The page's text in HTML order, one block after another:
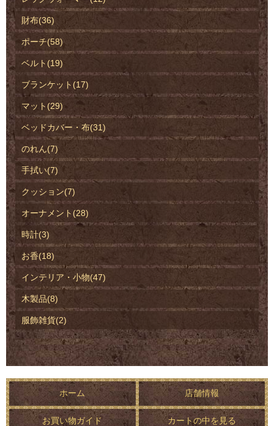
財布(36)
ポーチ(58)
ベルト(19)
ブランケット(17)
マット(29)
ベッドカバー・布(31)
のれん(7)
手拭い(7)
クッション(7)
オーナメント(28)
時計(3)
お香(18)
インテリア・小物(47)
木製品(8)
服飾雑貨(2)
ホーム 店舗情報
お買い物ガイド カートの中を見る